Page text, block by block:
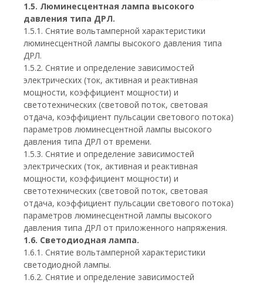
1.5. Люминесцентная лампа высокого
давления типа ДРЛ.
1.5.1. Снятие вольтамперной характеристики
люминесцентной лампы высокого давления типа
ДРЛ.
1.5.2. Снятие и определение зависимостей
электрических (ток, активная и реактивная
мощности, коэффициент мощности) и
светотехнических (световой поток, световая
отдача, коэффициент пульсации светового потока)
параметров люминесцентной лампы высокого
давления типа ДРЛ от времени.
1.5.3. Снятие и определение зависимостей
электрических (ток, активная и реактивная
мощности, коэффициент мощности) и
светотехнических (световой поток, световая
отдача, коэффициент пульсации светового потока)
параметров люминесцентной лампы высокого
давления типа ДРЛ от приложенного напряжения.
1.6. Светодиодная лампа.
1.6.1. Снятие вольтамперной характеристики
светодиодной лампы.
1.6.2. Снятие и определение зависимостей